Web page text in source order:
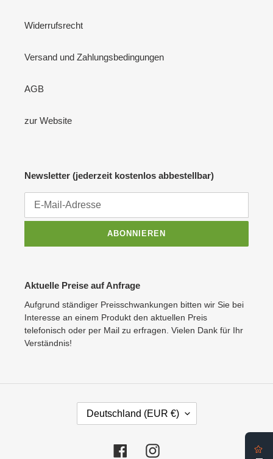
Widerrufsrecht
Versand und Zahlungsbedingungen
AGB
zur Website
Newsletter (jederzeit kostenlos abbestellbar)
ABONNIEREN
Aktuelle Preise auf Anfrage
Aufgrund ständiger Preisschwankungen bitten wir Sie bei
Interesse an einem Produkt den aktuellen Preis
telefonisch oder per Mail zu erfragen. Vielen Dank für Ihr
Verständnis!
Deutschland (EUR €)
FacebookInstagram